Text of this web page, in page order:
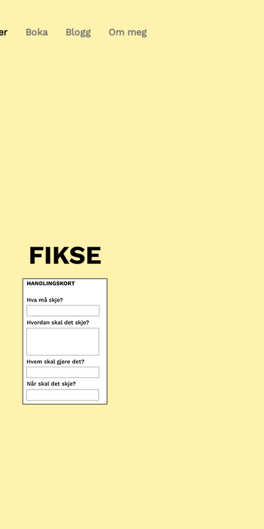
Boka Blogg Om meg